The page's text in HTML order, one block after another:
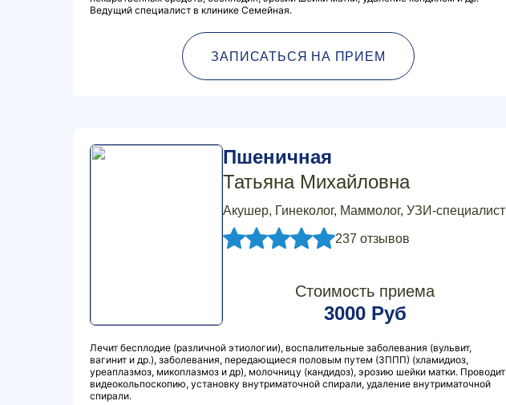
Ведущий специалист в клинике Семейная.
ЗАПИСАТЬСЯ НА ПРИЕМ
Пшеничная
Татьяна Михайловна
Акушер, Гинеколог, Маммолог, УЗИ-специалист
237 отзывов
Стоимость приема
3000 Руб
Лечит бесплодие (различной этиологии), воспалительные заболевания (вульвит,
вагинит и др.), заболевания, передающиеся половым путем (ЗППП) (хламидиоз,
уреаплазмоз, микоплазмоз и др), молочницу (кандидоз), эрозию шейки матки. Проводит
видеокольпоскопию, установку внутриматочной спирали, удаление внутриматочной
спирали.